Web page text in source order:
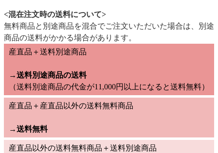
<混在注文時の送料について>
無料商品と別途商品を混合でご注文いただいた場合は、別途
商品の送料がかかる場合があります。
産直品＋送料別途商品
→送料別途商品の送料
（送料別途商品の代金が11,000円以上になると送料無料）
産直品＋産直品以外の送料無料商品
→送料無料
産直品以外の送料無料商品＋送料別途商品